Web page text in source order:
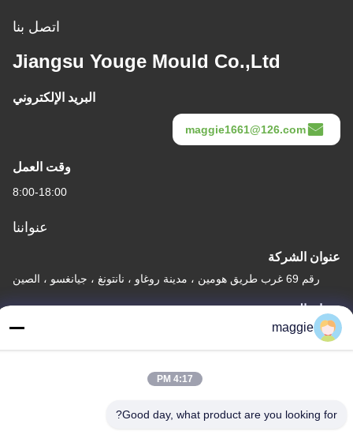
اتصل بنا
Jiangsu Youge Mould Co.,Ltd
البريد الإلكتروني
maggie1661@126.com
وقت العمل
8:00-18:00
عنواننا
عنوان الشركة
رقم 69 غرب طريق هومين ، مدينة روغاو ، نانتونغ ، جيانغسو ، الصين
عنوان المصنع
رقم 69 غرب طريق هومين ، مدينة روغاو ، نانتونغ ، جيانغسو ، الصينmaggie
4:17 PM
Good day, what product are you looking for?